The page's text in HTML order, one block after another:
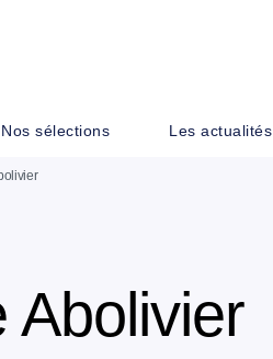
Nos sélections Les actualités
Abolivier